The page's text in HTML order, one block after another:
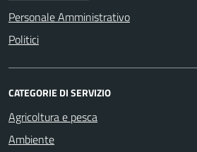
Personale Amministrativo
Politici
CATEGORIE DI SERVIZIO
Agricoltura e pesca
Ambiente